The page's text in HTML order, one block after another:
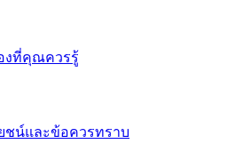
งที่คุณควรรู้
ชน์และข้อควรทราบ